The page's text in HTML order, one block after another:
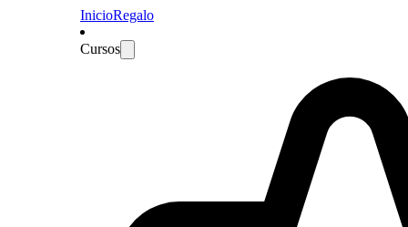
InicioRegalo
Cursos